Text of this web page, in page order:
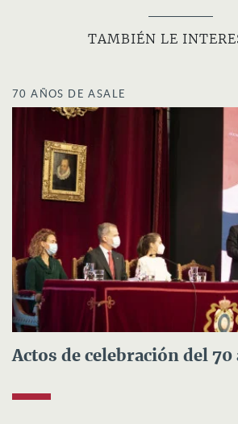
TAMBIÉN LE
70 AÑOS DE ASALE
Actos de celebración del